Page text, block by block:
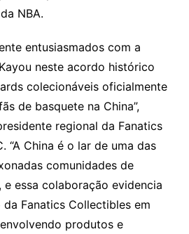
NBA.
entusiasmados com a
neste acordo histórico
colecionáveis oficialmente
de basquete na China”,
regional da Fanatics
“A China é o lar de uma das
comunidades de
essa colaboração evidencia
Fanatics Collectibles em
produtos e